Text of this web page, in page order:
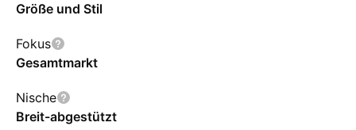
Größe und Stil
Fokus
Gesamtmarkt
Nische
Breit-abgestützt